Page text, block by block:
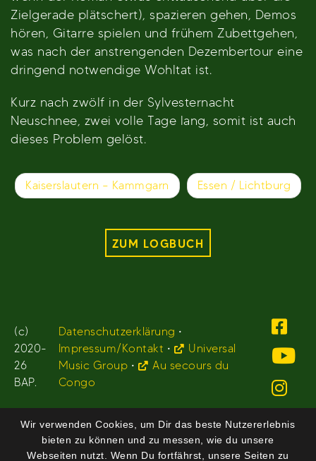
Zielgerade plätschert), spazieren gehen, Demos
hören, Gitarre spielen und frühem Zubettgehen,
was nach der anstrengenden Dezembertour eine
dringend notwendige Wohltat ist.
Kurz nach zwölf in der Sylvesternacht
Neuschnee, zwei volle Tage lang, somit ist auch
dieses Problem gelöst.
Beitragsnavigation
Kaiserslautern – Kammgarn Essen / Lichtburg
ZUM LOGBUCH
(c)
2020-
26
BAP.
Datenschutzerklärung •
Impressum/Kontakt •
Universal
Music Group •
Au secours du
Congo
Wir verwenden Cookies, um Dir das beste Nutzererlebnis
bieten zu können und zu messen, wie du unsere
Webseiten nutzt. Wenn Du fortfährst, unsere Seiten zu